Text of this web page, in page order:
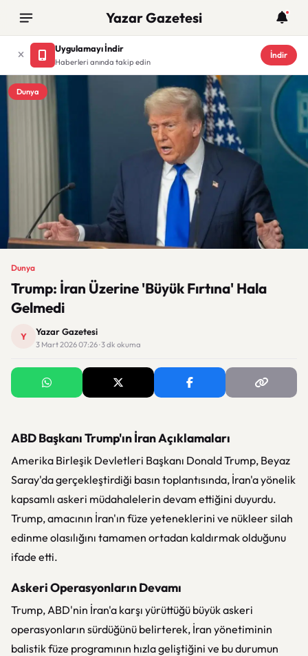
Yazar Gazetesi
Uygulamayı İndir
Haberleri anında takip edin
İndir
Dunya
Dunya
Trump: İran Üzerine 'Büyük Fırtına' Hala
Gelmedi
Y Yazar Gazetesi
3 Mart 2026 07:26 · 3 dk okuma
ABD Başkanı Trump'ın İran Açıklamaları
Amerika Birleşik Devletleri Başkanı Donald Trump, Beyaz
Saray'da gerçekleştirdiği basın toplantısında, İran'a yönelik
kapsamlı askeri müdahalelerin devam ettiğini duyurdu.
Trump, amacının İran'ın füze yeteneklerini ve nükleer silah
edinme olasılığını tamamen ortadan kaldırmak olduğunu
ifade etti.
Askeri Operasyonların Devamı
Trump, ABD'nin İran'a karşı yürüttüğü büyük askeri
operasyonların sürdüğünü belirterek, İran yönetiminin
balistik füze programının hızla geliştiğini ve bu durumun